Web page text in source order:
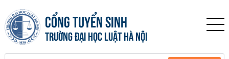
CỔNG TUYỂN SINH
TRƯỜNG ĐẠI HỌC LUẬT HÀ NỘI